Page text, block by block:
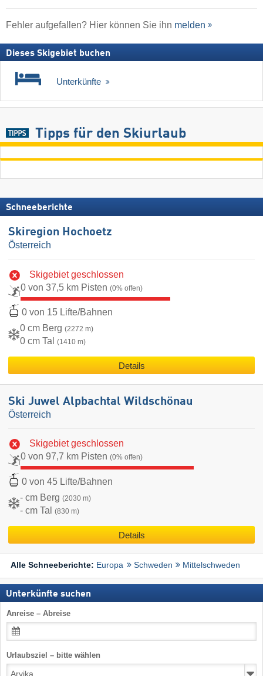
Fehler aufgefallen? Hier können Sie ihn melden
Dieses Skigebiet buchen
Unterkünfte
Tipps für den Skiurlaub
Schneeberichte
Skiregion Hochoetz
Österreich
Skigebiet geschlossen
0 von 37,5 km Pisten (0% offen)
0 von 15 Lifte/Bahnen
0 cm Berg (2272 m)
0 cm Tal (1410 m)
Details
Ski Juwel Alpbachtal Wildschönau
Österreich
Skigebiet geschlossen
0 von 97,7 km Pisten (0% offen)
0 von 45 Lifte/Bahnen
- cm Berg (2030 m)
- cm Tal (830 m)
Details
Alle Schneeberichte: Europa Schweden Mittelschweden
Unterkünfte suchen
Anreise – Abreise
Urlaubsziel – bitte wählen